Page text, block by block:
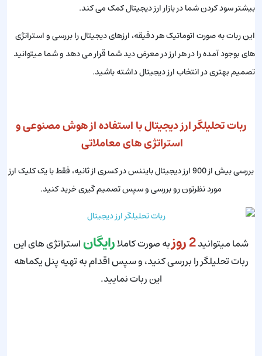
بیشتر سود کردن شما در بازار ارز دیجیتال کمک می کند.
این ربات به صورت اتوماتیک هر دقیقه، ارزهای دیجیتال را بررسی و استراتژی
های بوجود آمده را در هر ارز در معرض دید شما قرار می دهد و شما میتوانید
تصمیم بهتری در انتخاب ارز دیجیتال داشته باشید.
ربات تحلیلگر ارز دیجیتال با استفاده از هوش مصنوعی و
استراتژی های معاملاتی
بررسی بیش از 900 ارز دیجیتال بایننس در کسری از ثانیه، فقط با یک کلیک ارز
مورد نظرتون رو بررسی و سپس تصمیم گیری خرید کنید.
شما میتوانید2 روز به صورت کاملارایگاناستراتژی های این
ربات تحلیلگر را بررسی کنید، و سپس اقدام به تهیه پنل یکماهه
این ربات نمایید.